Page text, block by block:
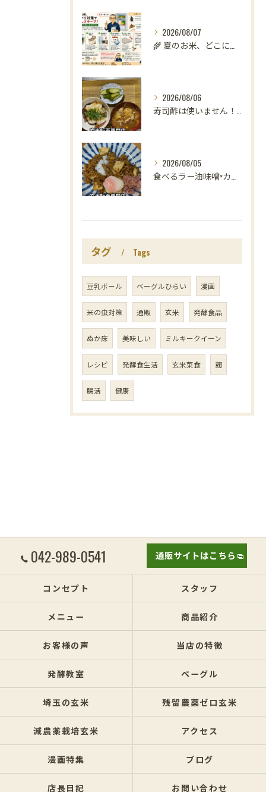
2026/08/07
2026/08/06
2026/08/05
タグ Tags
豆乳ボール ベーグルひらい 漫画
米の虫対策 通販 玄米 発酵食品
ぬか床 美味しい ミルキークイーン
レシピ 発酵食生活 玄米菜食 麹
腸活 健康
042-989-0541 通販サイトはこちら
コンセプト スタッフ
メニュー 商品紹介
お客様の声 当店の特徴
発酵教室 ベーグル
埼玉の玄米 残留農薬ゼロ玄米
減農薬栽培玄米 アクセス
漫画特集 ブログ
店長日記 お問い合わせ